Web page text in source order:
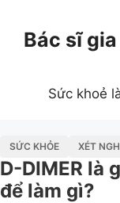
Bác sĩ
Sức khoẻ
SỨC KHỎE XÉT
D-DIMER là
để làm gì?